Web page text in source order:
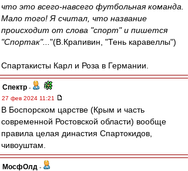
что это всего-навсего футбольная команда.
Мало того! Я считал, что название
происходит от слова "спорт" и пишется
"Спортак"... "(В.Крапивин, "Тень каравеллы")
Спартакисты Карл и Роза в Германии.
Спектр -
27 фев 2024 11:21
В Боспорском царстве (Крым и часть
современной Ростовской области) вообще
правила целая династия Спартокидов,
чивоуштам.
МосфОлд -